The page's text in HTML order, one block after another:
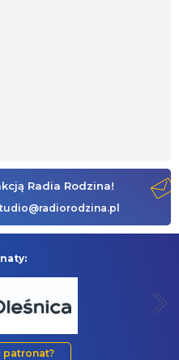
Radia Rodzina!
patronat?